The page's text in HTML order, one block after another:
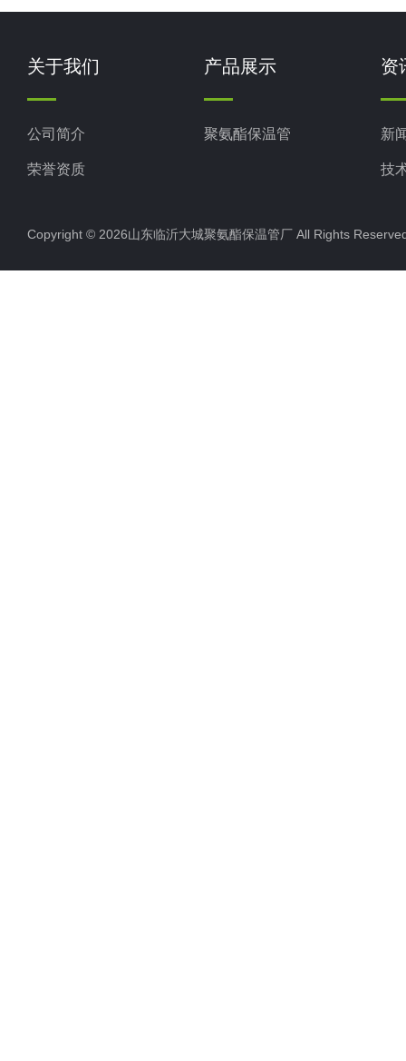
关于我们
公司简介
荣誉资质
产品展示
聚氨酯保温管
资
新
技
Copyright © 2026山东临沂大城聚氨酯保温管厂 All Rights